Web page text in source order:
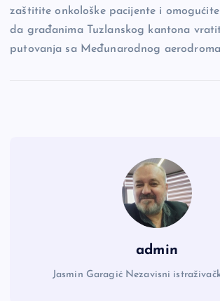
zaštitite onkološke pacijente i
da građanima Tuzlanskog kantona
putovanja sa Međunarodnog aerodroma
admin
Jasmin Garagić Nezavisni